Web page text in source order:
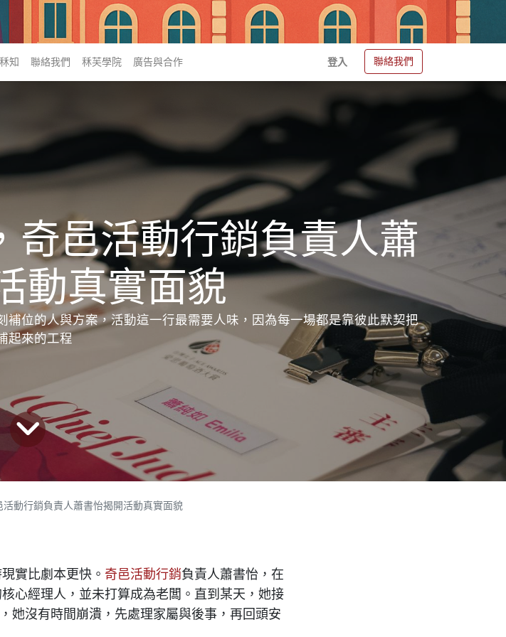
知 聯絡我們 秝芙學院 廣告與合作 登入 聯絡我們
奇邑活動行銷負責人蕭
動真實面貌
位的人與方案，活動這一行最需要人味，因為每一場都是靠彼此默契把
起來的工程
動行銷負責人蕭書怡揭開活動真實面貌
實比劇本更快。 奇邑活動行銷負責人蕭書怡，在
心經理人，並未打算成為老闆。直到某天，她接
沒有時間崩潰，先處理家屬與後事，再回頭安